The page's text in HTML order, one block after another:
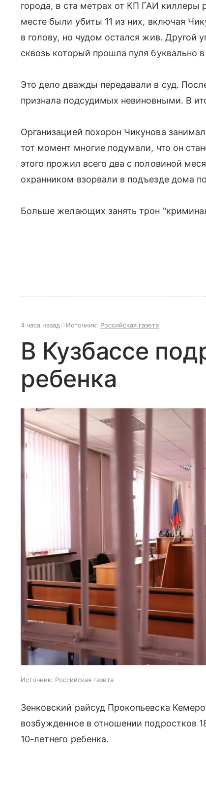
города, в ста метрах от КП ГАИ киллеры
месте были убиты 11 из них, включая
в голову, но чудом остался жив. Другой
сквозь который прошла пуля буквально
Это дело дважды передавали в суд.
признала подсудимых невиновными. В
Организацией похорон Чикунова
тот момент многие подумали, что он
этого прожил всего два с половиной
охранником взорвали в подъезде дома
Больше желающих занять трон
4 часа назад Источник: Российская газета
В Кузбассе
ребенка
Источник: Российская газета
Зенковский райсуд Прокопьевска
возбужденное в отношении подростков
10-летнего ребенка.